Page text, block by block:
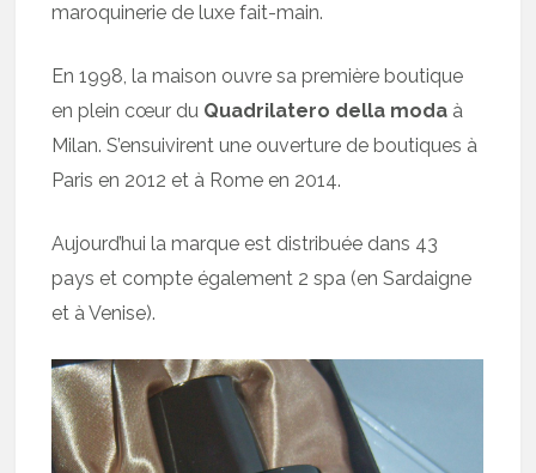
maroquinerie de luxe fait-main.
En 1998, la maison ouvre sa première boutique
en plein cœur du Quadrilatero della moda à
Milan. S’ensuivirent une ouverture de boutiques à
Paris en 2012 et à Rome en 2014.
Aujourd’hui la marque est distribuée dans 43
pays et compte également 2 spa (en Sardaigne
et à Venise).